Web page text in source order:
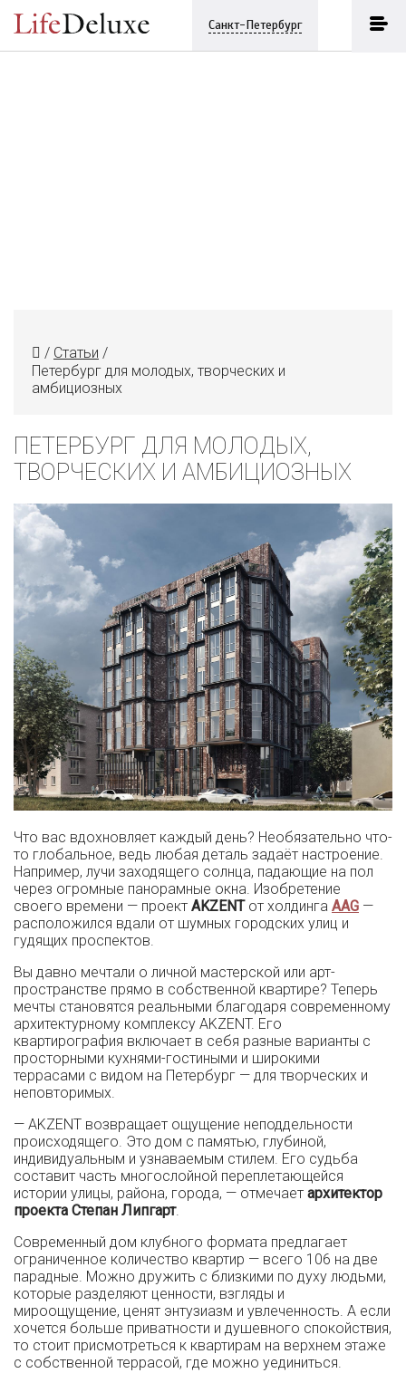
Санкт-Петербург
/ Статьи /
Петербург для молодых, творческих и
амбициозных
ПЕТЕРБУРГ ДЛЯ МОЛОДЫХ,
ТВОРЧЕСКИХ И АМБИЦИОЗНЫХ
Что вас вдохновляет каждый день? Необязательно что-
то глобальное, ведь любая деталь задаёт настроение.
Например, лучи заходящего солнца, падающие на пол
через огромные панорамные окна. Изобретение
своего времени — проект AKZENTот холдинга AAG —
расположился вдали от шумных городских улиц и
гудящих проспектов.
Вы давно мечтали о личной мастерской или арт-
пространстве прямо в собственной квартире? Теперь
мечты становятся реальными благодаря современному
архитектурному комплексу AKZENT. Его
квартирография включает в себя разные варианты с
просторными кухнями-гостиными и широкими
террасами с видом на Петербург — для творческих и
неповторимых.
— AKZENT возвращает ощущение неподдельности
происходящего. Это дом с памятью, глубиной,
индивидуальным и узнаваемым стилем. Его судьба
составит часть многослойной переплетающейся
истории улицы, района, города, — отмечает архитектор
проекта Степан Липгарт.
Современный дом клубного формата предлагает
ограниченное количество квартир — всего 106 на две
парадные. Можно дружить с близкими по духу людьми,
которые разделяют ценности, взгляды и
мироощущение, ценят энтузиазм и увлеченность. А если
хочется больше приватности и душевного спокойствия,
то стоит присмотреться к квартирам на верхнем этаже
с собственной террасой, где можно уединиться.